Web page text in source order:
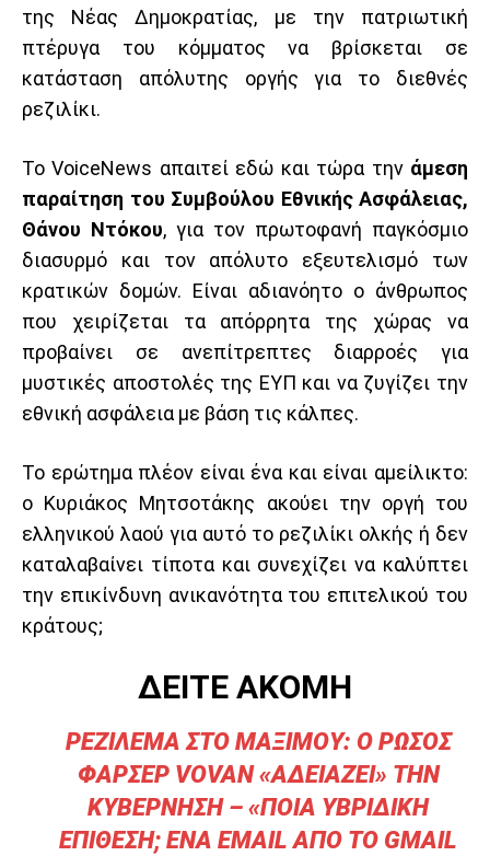
της Νέας Δημοκρατίας, με την πατριωτική
πτέρυγα του κόμματος να βρίσκεται σε
κατάσταση απόλυτης οργής για το διεθνές
ρεζιλίκι.
Το VoiceNews απαιτεί εδώ και τώρα την άμεση
παραίτηση του Συμβούλου Εθνικής Ασφάλειας,
Θάνου Ντόκου, για τον πρωτοφανή παγκόσμιο
διασυρμό και τον απόλυτο εξευτελισμό των
κρατικών δομών. Είναι αδιανόητο ο άνθρωπος
που χειρίζεται τα απόρρητα της χώρας να
προβαίνει σε ανεπίτρεπτες διαρροές για
μυστικές αποστολές της ΕΥΠ και να ζυγίζει την
εθνική ασφάλεια με βάση τις κάλπες.
Το ερώτημα πλέον είναι ένα και είναι αμείλικτο:
ο Κυριάκος Μητσοτάκης ακούει την οργή του
ελληνικού λαού για αυτό το ρεζιλίκι ολκής ή δεν
καταλαβαίνει τίποτα και συνεχίζει να καλύπτει
την επικίνδυνη ανικανότητα του επιτελικού του
κράτους;
ΔΕΙΤΕ ΑΚΟΜΗ
ΡΕΖΙΛΕΜΑ ΣΤΟ ΜΑΞΙΜΟΥ: Ο ΡΩΣΟΣ
ΦΑΡΣΕΡ VOVAN «ΑΔΕΙΑΖΕΙ» ΤΗΝ
ΚΥΒΕΡΝΗΣΗ – «ΠΟΙΑ ΥΒΡΙΔΙΚΗ
ΕΠΙΘΕΣΗ; ΕΝΑ EMAIL ΑΠΟ ΤΟ GMAIL